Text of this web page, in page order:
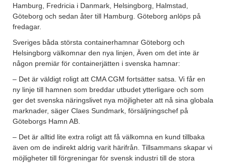
Hamburg, Fredricia i Danmark, Helsingborg, Halmstad,
Göteborg och sedan åter till Hamburg. Göteborg anlöps på
fredagar.
Sveriges båda största containerhamnar Göteborg och
Helsingborg välkomnar den nya linjen, Även om det inte är
någon premiär för containerjätten i svenska hamnar:
– Det är väldigt roligt att CMA CGM fortsätter satsa. Vi får en
ny linje till hamnen som breddar utbudet ytterligare och som
ger det svenska näringslivet nya möjligheter att nå sina globala
marknader, säger Claes Sundmark, försäljningschef på
Göteborgs Hamn AB.
– Det är alltid lite extra roligt att få välkomna en kund tillbaka
även om de indirekt aldrig varit härifrån. Tillsammans skapar vi
möjligheter till förgreningar för svensk industri till de stora